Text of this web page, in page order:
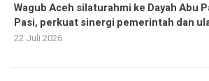
Wagub Aceh silaturahmi ke Dayah Abu
Pasi, perkuat sinergi pemerintah dan
22 Juli 2026